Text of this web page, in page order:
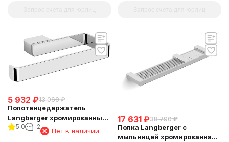
5 932 ₽13 060 ₽
Полотенцедержатель
Langberger хромированный
5.0 2
Нет в наличии
17 631 ₽38 790 ₽
Полка Langberger с
мыльницей хромированная